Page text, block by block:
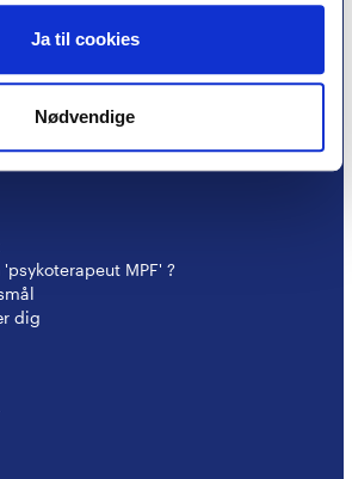
Ja til cookies
Nødvendige
kriterier om uddannelse og
lov til at kalde sigpsykoterapeut
MPF' ?
dig